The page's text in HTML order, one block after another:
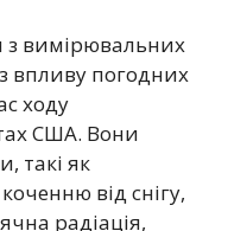
з вимірювальних
впливу погодних
ходу
США. Вони
такі як
від снігу,
радіація,